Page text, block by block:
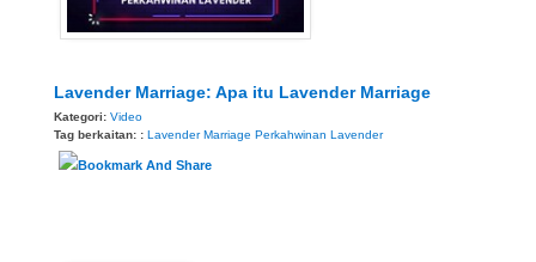
Lavender Marriage: Apa itu Lavender Marriage
Kategori: Video
Tag berkaitan: : Lavender Marriage Perkahwinan Lavender